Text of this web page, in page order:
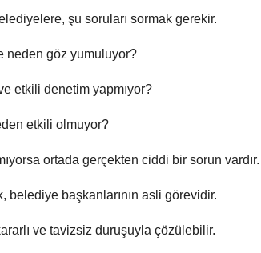
şu soruları sormak gerekir.
neden göz yumuluyor?
etkili denetim yapmıyor?
etkili olmuyor?
ortada gerçekten ciddi bir sorun vardır.
belediye başkanlarının asli görevidir.
ve tavizsiz duruşuyla çözülebilir.